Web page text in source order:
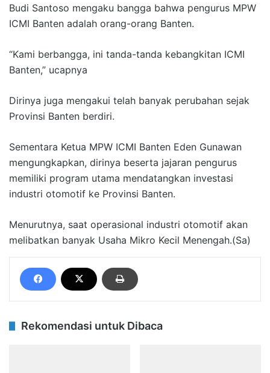
Budi Santoso mengaku bangga bahwa pengurus MPW
ICMI Banten adalah orang-orang Banten.
“Kami berbangga, ini tanda-tanda kebangkitan ICMI
Banten,” ucapnya
Dirinya juga mengakui telah banyak perubahan sejak
Provinsi Banten berdiri.
Sementara Ketua MPW ICMI Banten Eden Gunawan
mengungkapkan, dirinya beserta jajaran pengurus
memiliki program utama mendatangkan investasi
industri otomotif ke Provinsi Banten.
Menurutnya, saat operasional industri otomotif akan
melibatkan banyak Usaha Mikro Kecil Menengah.(Sa)
Rekomendasi untuk Dibaca